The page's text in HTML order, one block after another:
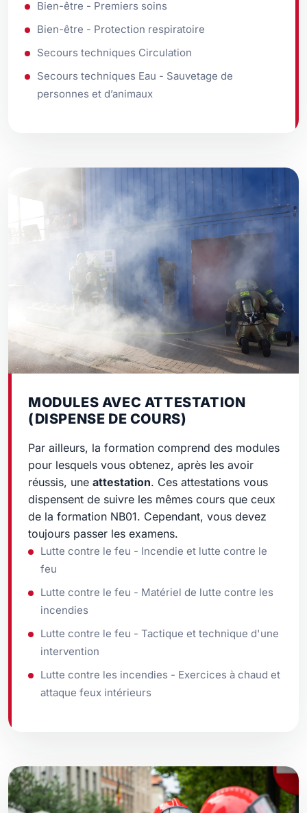
Bien-être - Premiers soins
Bien-être - Protection respiratoire
Secours techniques Circulation
Secours techniques Eau - Sauvetage de
personnes et d’animaux
MODULES AVEC ATTESTATION
(DISPENSE DE COURS)
Par ailleurs, la formation comprend des modules
pour lesquels vous obtenez, après les avoir
réussis, une attestation. Ces attestations vous
dispensent de suivre les mêmes cours que ceux
de la formation NB01. Cependant, vous devez
toujours passer les examens.
Lutte contre le feu - Incendie et lutte contre le
feu
Lutte contre le feu - Matériel de lutte contre les
incendies
Lutte contre le feu - Tactique et technique d'une
intervention
Lutte contre les incendies - Exercices à chaud et
attaque feux intérieurs